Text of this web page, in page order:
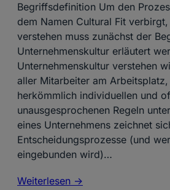
Begriffsdefinition Um den
dem Namen Cultural Fit
verstehen muss zunächst der
Unternehmenskultur erläutert
Unternehmenskultur verstehen
aller Mitarbeiter am
herkömmlich individuellen und
unausgesprochenen Regeln
eines Unternehmens zeichnet
Entscheidungsprozesse (und
eingebunden wird)…
Weiterlesen ->